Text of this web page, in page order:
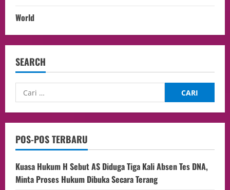
World
SEARCH
POS-POS TERBARU
Kuasa Hukum H Sebut AS Diduga Tiga Kali Absen Tes DNA,
Minta Proses Hukum Dibuka Secara Terang